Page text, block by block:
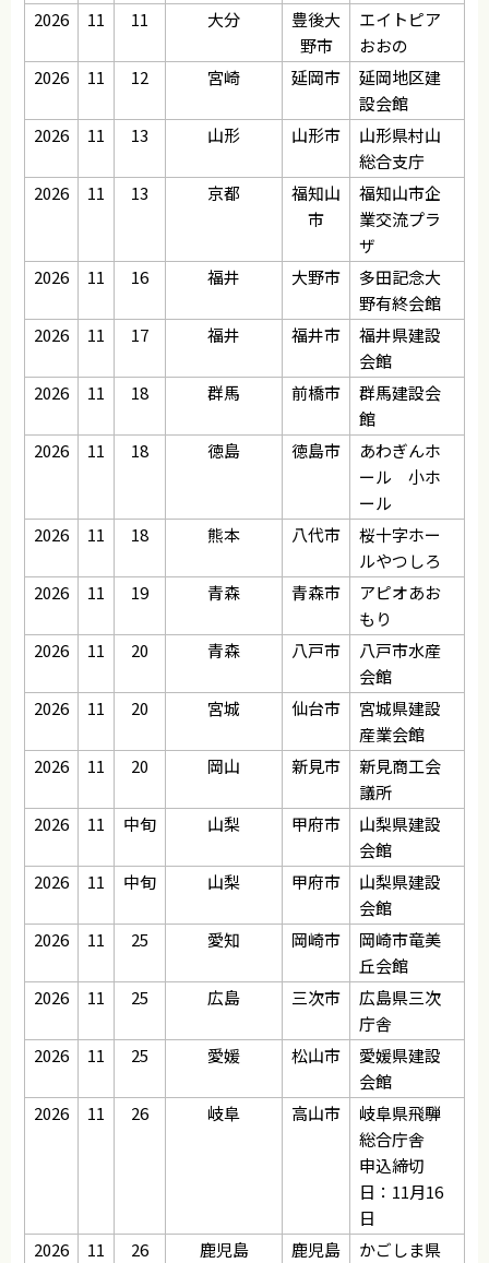
2026
11 11 大分
豊後大
野市
エイトピア
おおの
2026
11 12 宮崎 延岡市
延岡地区建
設会館
2026
11 13 山形 山形市
山形県村山
総合支庁
2026
11 13 京都
福知山
市
福知山市企
業交流プラ
ザ
2026
11 16 福井 大野市
多田記念大
野有終会館
2026
11 17 福井 福井市
福井県建設
会館
2026
11 18 群馬 前橋市
群馬建設会
館
2026
11 18 徳島 徳島市
あわぎんホ
ール 小ホ
ール
2026
11 18 熊本 八代市
桜十字ホー
ルやつしろ
2026
11 19 青森 青森市
アピオあお
もり
2026
11 20 青森 八戸市
八戸市水産
会館
2026
11 20 宮城 仙台市
宮城県建設
産業会館
2026
11 20 岡山 新見市
新見商工会
議所
2026
11 中旬 山梨 甲府市
山梨県建設
会館
2026
11 中旬 山梨 甲府市
山梨県建設
会館
2026
11 25 愛知 岡崎市
岡崎市竜美
丘会館
2026
11 25 広島 三次市
広島県三次
庁舎
2026
11 25 愛媛 松山市
愛媛県建設
会館
2026
11 26 岐阜 高山市
岐阜県飛騨
総合庁舎
申込締切
日：11月16
日
2026
11 26 鹿児島 鹿児島 かごしま県